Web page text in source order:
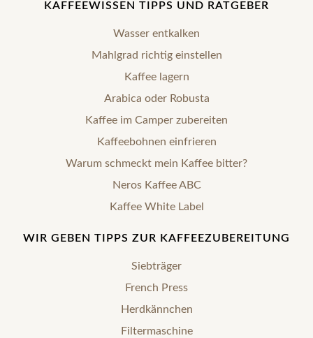
KAFFEEWISSEN TIPPS UND RATGEBER
Wasser entkalken
Mahlgrad richtig einstellen
Kaffee lagern
Arabica oder Robusta
Kaffee im Camper zubereiten
Kaffeebohnen einfrieren
Warum schmeckt mein Kaffee bitter?
Neros Kaffee ABC
Kaffee White Label
WIR GEBEN TIPPS ZUR KAFFEEZUBEREITUNG
Siebträger
French Press
Herdkännchen
Filtermaschine